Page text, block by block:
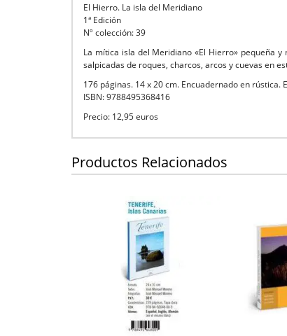
El Hierro. La isla del Meridiano
1ª Edición
Nº colección: 39
La mítica isla del Meridiano «El Hierro» pequeña
salpicadas de roques, charcos, arcos y cuevas en
176 páginas. 14 x 20 cm. Encuadernado en rústica.
ISBN: 9788495368416
Precio: 12,95 euros
Productos Relacionados